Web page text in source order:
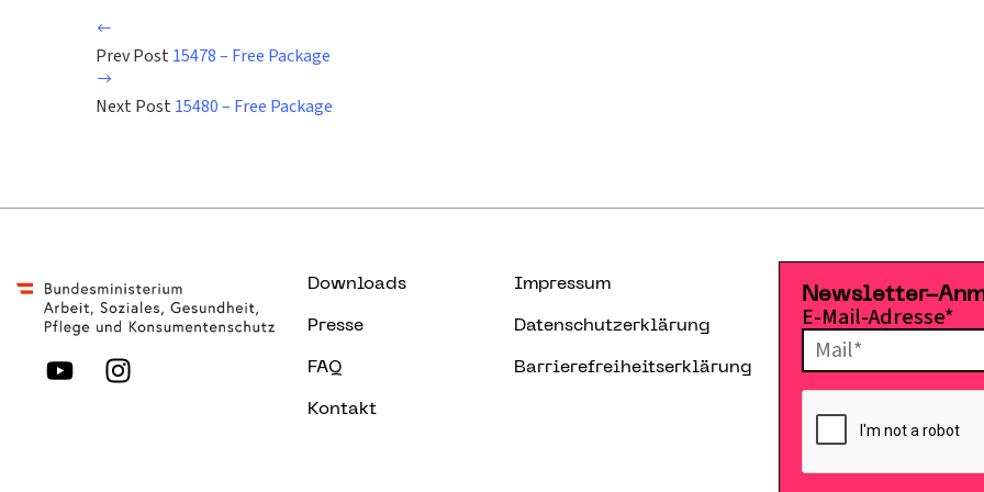
Prev Post 15478 – Free Package
Next Post 15480 – Free Package
Downloads
Presse
FAQ
Kontakt
Impressum
Datenschutzerklärung
Barrierefreiheitserklärung
Newsletter-
E-Mail-Adresse*